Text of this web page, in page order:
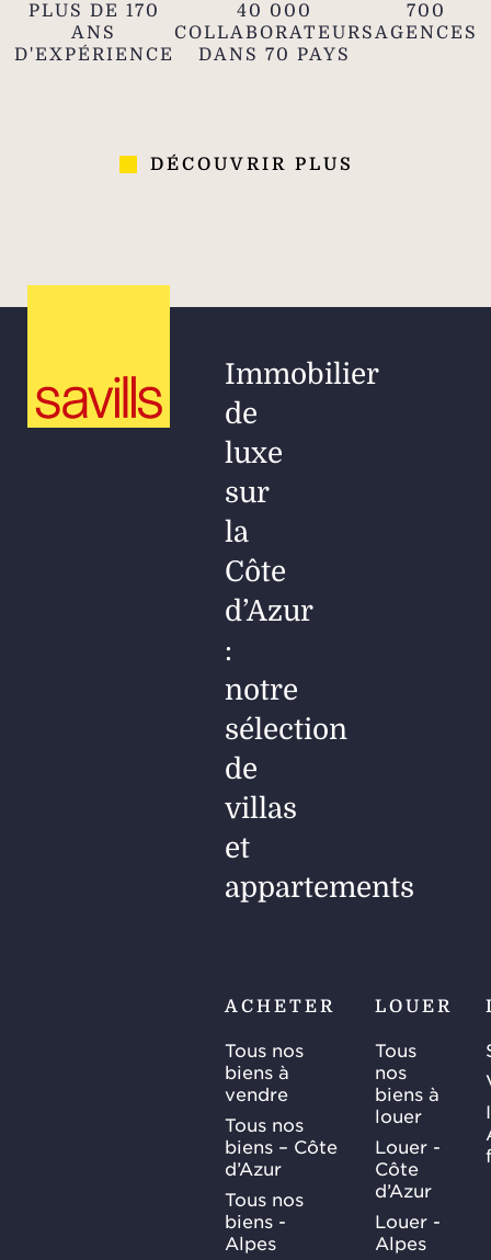
PLUS DE 170
ANS
D'EXPÉRIENCE
40 000
COLLABORATEURS
DANS 70 PAYS
700
AGENCES
DÉCOUVRIR PLUS
Immobilier
de
luxe
sur
la
Côte
d’Azur
:
notre
sélection
de
villas
et
appartements
ACHETER
Tous nos
biens à
vendre
Tous nos
biens – Côte
d’Azur
Tous nos
biens -
Alpes
LOUER
Tous
nos
biens à
louer
Louer -
Côte
d’Azur
Louer -
Alpes